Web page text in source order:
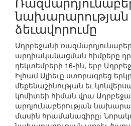
նախարարության
ձեւավորումը
Ադրբեջանի
արդիականացման հիմքերը
դեկտեմբերի 16-ին, երբ
Իլհամ Ալիեւը ստորագրեց
մեքենաշինության եւ
կոմիտեի հիման վրա
արդյունաբերության
մասին հրամանագիրը։